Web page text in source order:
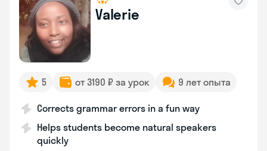
Valerie
5 от 3190 ₽ за урок 9 лет опыта
Corrects grammar errors in a fun way
Helps students become natural speakers
quickly